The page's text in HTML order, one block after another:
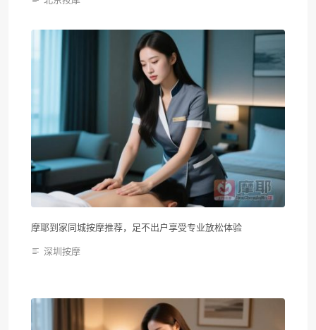
摩耶到家同城按摩推荐，足不出户享受专业放松体验
深圳按摩